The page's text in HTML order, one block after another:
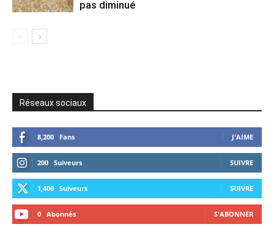
pas diminué
Réseaux sociaux
8,200 Fans J'AIME
200 Suiveurs SUIVRE
1,400 Suiveurs SUIVRE
0 Abonnés S'ABONNER